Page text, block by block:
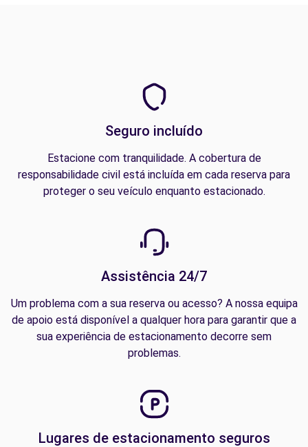
Seguro incluído
Estacione com tranquilidade. A cobertura de
responsabilidade civil está incluída em cada reserva para
proteger o seu veículo enquanto estacionado.
Assistência 24/7
Um problema com a sua reserva ou acesso? A nossa equipa
de apoio está disponível a qualquer hora para garantir que a
sua experiência de estacionamento decorre sem
problemas.
Lugares de estacionamento seguros